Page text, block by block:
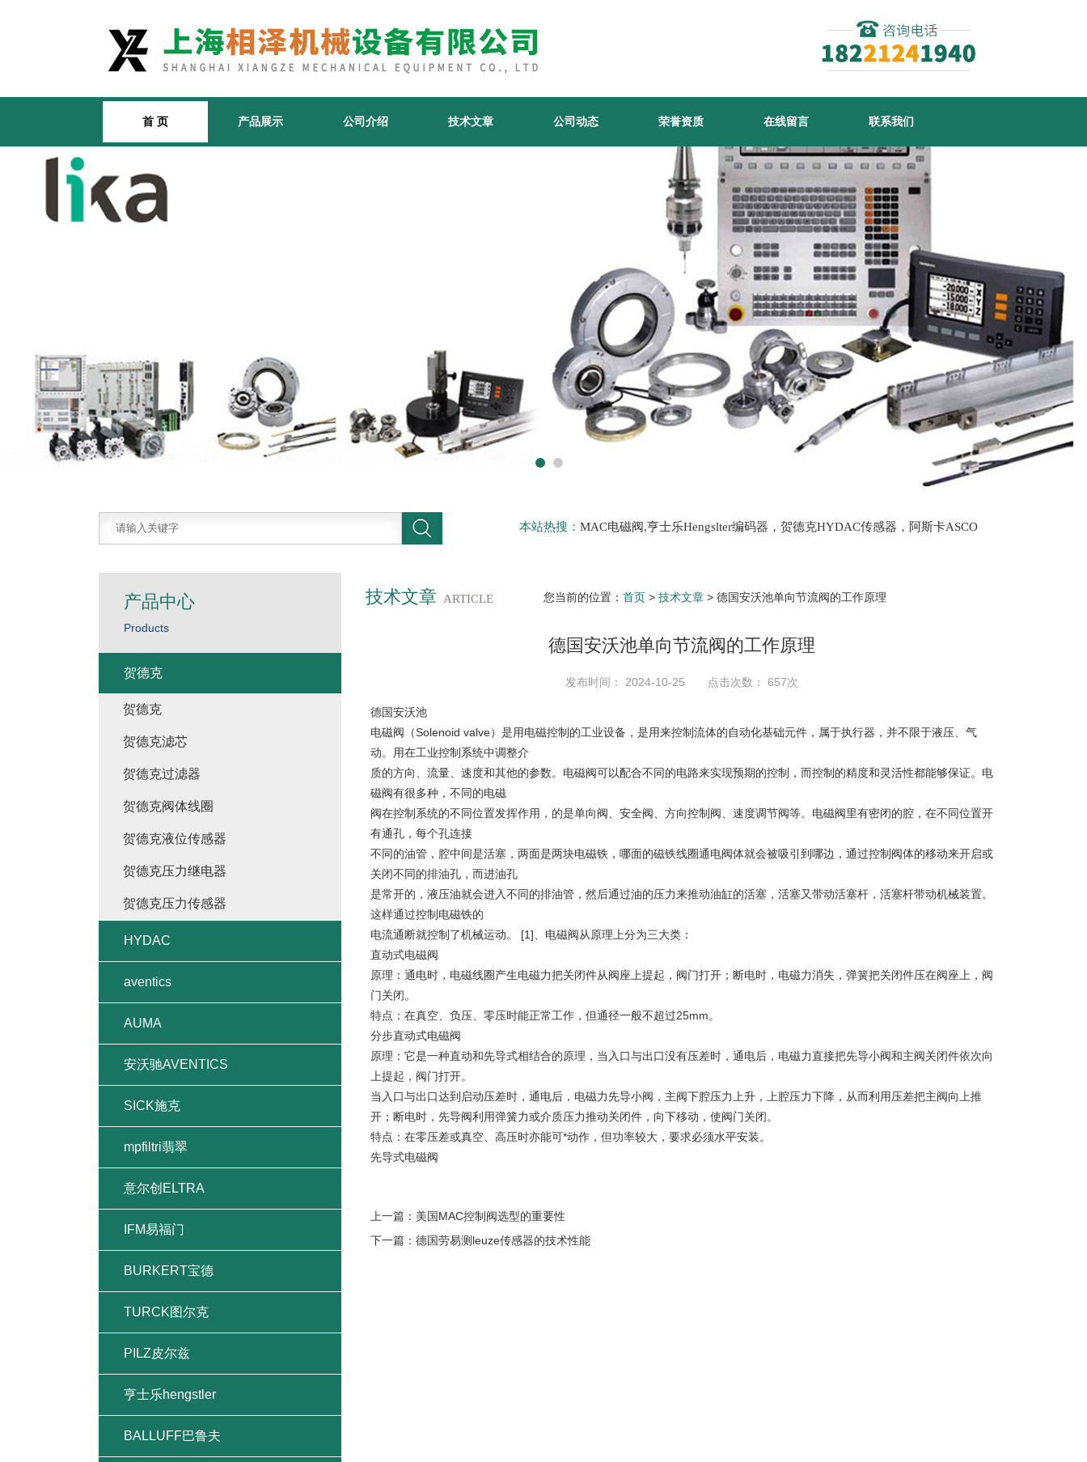
首 页 产品展示 公司介绍 技术文章 公司动态 荣誉资质 在线留言 联系我们
本站热搜： MAC电磁阀,亨士乐Hengslter编码器，贺德克HYDAC传感器，阿斯卡ASCO
技术文章 ARTICLE 您当前的位置： 首页 > 技术文章 > 德国安沃池单向节流阀的工作原理
德国安沃池单向节流阀的工作原理
发布时间： 2024-10-25 点击次数： 657次
德国安沃池
电磁阀（Solenoid valve）是用电磁控制的工业设备，是用来控制流体的自动化基础元件，属于执行器，并不限于液压、气
动。用在工业控制系统中调整介
质的方向、流量、速度和其他的参数。电磁阀可以配合不同的电路来实现预期的控制，而控制的精度和灵活性都能够保证。电
磁阀有很多种，不同的电磁
阀在控制系统的不同位置发挥作用，的是单向阀、安全阀、方向控制阀、速度调节阀等。电磁阀里有密闭的腔，在不同位置开
有通孔，每个孔连接
不同的油管，腔中间是活塞，两面是两块电磁铁，哪面的磁铁线圈通电阀体就会被吸引到哪边，通过控制阀体的移动来开启或
关闭不同的排油孔，而进油孔
是常开的，液压油就会进入不同的排油管，然后通过油的压力来推动油缸的活塞，活塞又带动活塞杆，活塞杆带动机械装置。
这样通过控制电磁铁的
电流通断就控制了机械运动。 [1]、电磁阀从原理上分为三大类：
直动式电磁阀
原理：通电时，电磁线圈产生电磁力把关闭件从阀座上提起，阀门打开；断电时，电磁力消失，弹簧把关闭件压在阀座上，阀
门关闭。
特点：在真空、负压、零压时能正常工作，但通径一般不超过25mm。
分步直动式电磁阀
原理：它是一种直动和先导式相结合的原理，当入口与出口没有压差时，通电后，电磁力直接把先导小阀和主阀关闭件依次向
上提起，阀门打开。
当入口与出口达到启动压差时，通电后，电磁力先导小阀，主阀下腔压力上升，上腔压力下降，从而利用压差把主阀向上推
开；断电时，先导阀利用弹簧力或介质压力推动关闭件，向下移动，使阀门关闭。
特点：在零压差或真空、高压时亦能可*动作，但功率较大，要求必须水平安装。
先导式电磁阀
上一篇： 美国MAC控制阀选型的重要性
下一篇： 德国劳易测leuze传感器的技术性能
产品中心
Products
贺德克
贺德克
贺德克滤芯
贺德克过滤器
贺德克阀体线圈
贺德克液位传感器
贺德克压力继电器
贺德克压力传感器
HYDAC
aventics
AUMA
安沃驰AVENTICS
SICK施克
mpfiltri翡翠
意尔创ELTRA
IFM易福门
BURKERT宝德
TURCK图尔克
PILZ皮尔兹
亨士乐hengstler
BALLUFF巴鲁夫